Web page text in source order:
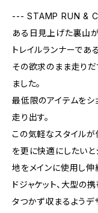
--- STAMP RUN &
ある日見上げた裏山が
トレイルランナーであ
その欲求のまま走り
ました。
最低限のアイテムを
走り出す。
この気軽なスタイルが
を更に快適にしたい
地をメインに使用し伸
ドジャケット、大型の
タつかず収まるようデ